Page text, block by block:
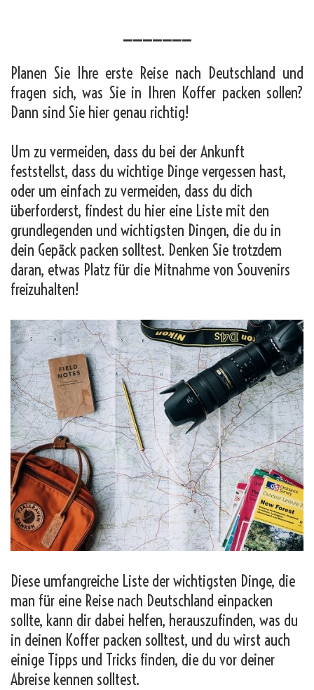
Planen Sie Ihre erste Reise nach Deutschland und
fragen sich, was Sie in Ihren Koffer packen sollen?
Dann sind Sie hier genau richtig!
Um zu vermeiden, dass du bei der Ankunft
feststellst, dass du wichtige Dinge vergessen hast,
oder um einfach zu vermeiden, dass du dich
überforderst, findest du hier eine Liste mit den
grundlegenden und wichtigsten Dingen, die du in
dein Gepäck packen solltest. Denken Sie trotzdem
daran, etwas Platz für die Mitnahme von Souvenirs
freizuhalten!
Diese umfangreiche Liste der wichtigsten Dinge, die
man für eine Reise nach Deutschland einpacken
sollte, kann dir dabei helfen, herauszufinden, was du
in deinen Koffer packen solltest, und du wirst auch
einige Tipps und Tricks finden, die du vor deiner
Abreise kennen solltest.